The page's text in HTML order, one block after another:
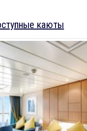
каюты